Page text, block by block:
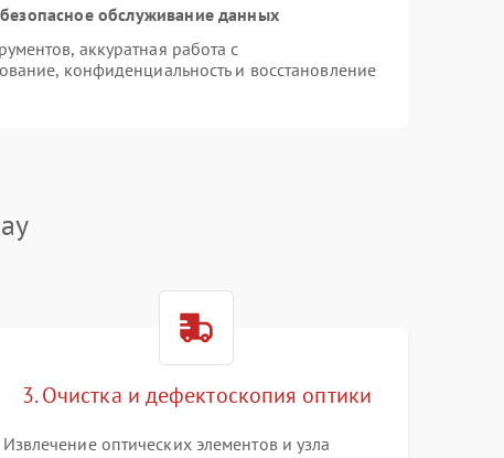
обслуживание данных
аккуратная работа с
конфиденциальность и восстановление
3. Очистка и дефектоскопия оптики
Извлечение оптических элементов и узла